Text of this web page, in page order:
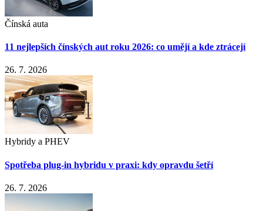
Čínská auta
11 nejlepších čínských aut roku 2026: co umějí a kde ztrácejí
26. 7. 2026
Hybridy a PHEV
Spotřeba plug-in hybridu v praxi: kdy opravdu šetří
26. 7. 2026